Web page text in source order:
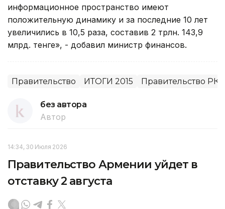
информационное пространство имеют
положительную динамику и за последние 10 лет
увеличились в 10,5 раза, составив 2 трлн. 143,9
млрд. тенге», - добавил министр финансов.
Правительство ИТОГИ 2015 Правительство РК
без автора
Автор
14:34, 30 Июля 2026
Правительство Армении уйдет в
отставку 2 августа